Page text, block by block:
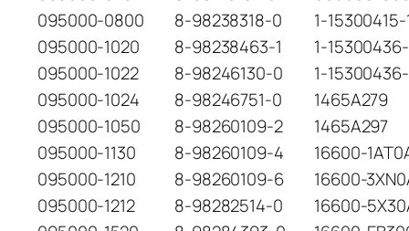
095000-0800
8-98238318-0
1-15300415-
095000-1020
8-98238463-1
1-
095000-1022
8-98246130-0
1-
095000-1024
8-98246751-0
1465A279
095000-1050
8-98260109-2
1465A297
095000-1130
8-98260109-4
16600-
095000-1210
8-98260109-6
16600-
095000-1212
8-98282514-0
16600-